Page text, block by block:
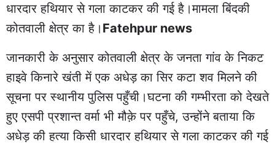
धारदार हथियार से गला काटकर की गई है।मामला बिंदकी
कोतवाली क्षेत्र का है। Fatehpur news
जानकारी के अनुसार कोतवाली क्षेत्र के जनता गांव के निकट
हाइवे किनारे खंती में एक अधेड़ का सिर कटा शव मिलने की
सूचना पर स्थानीय पुलिस पहुँची।घटना की गम्भीरता को देखते
हुए एसपी प्रशान्त वर्मा भी मौक़े पर पहुँचे, उन्होंने बताया कि
अधेड़ की हत्या किसी धारदार हथियार से गला काटकर की गई